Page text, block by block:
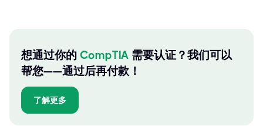
想通过你的 CompTIA 需要认证？我们可以
帮您——通过后再付款！
了解更多